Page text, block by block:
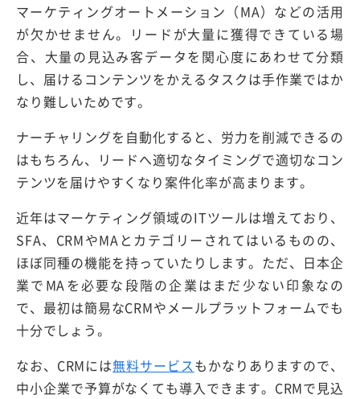
マーケティングオートメーション（MA）などの活用
が欠かせません。リードが大量に獲得できている場
合、大量の見込み客データを関心度にあわせて分類
し、届けるコンテンツをかえるタスクは手作業ではか
なり難しいためです。
ナーチャリングを自動化すると、労力を削減できるの
はもちろん、リードへ適切なタイミングで適切なコン
テンツを届けやすくなり案件化率が高まります。
近年はマーケティング領域のITツールは増えており、
SFA、CRMやMAとカテゴリーされてはいるものの、
ほぼ同種の機能を持っていたりします。ただ、日本企
業でMAを必要な段階の企業はまだ少ない印象なの
で、最初は簡易なCRMやメールプラットフォームでも
十分でしょう。
なお、CRMには無料サービスもかなりありますので、
中小企業で予算がなくても導入できます。CRMで見込